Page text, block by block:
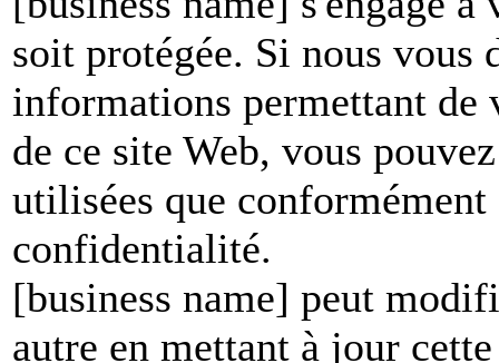
soit protégée. Si nous vous
informations permettant
de ce site Web, vous
utilisées que
confidentialité.
[business name] peut
autre en mettant à jour